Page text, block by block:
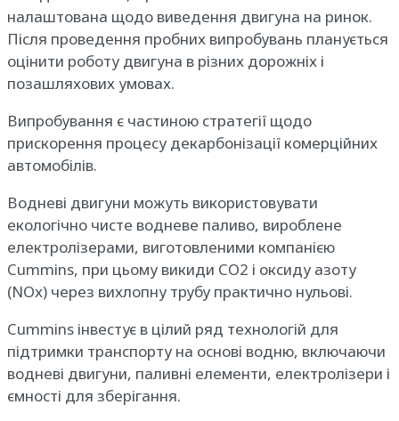
налаштована щодо виведення двигуна на ринок.
Після проведення пробних випробувань планується
оцінити роботу двигуна в різних дорожніх і
позашляхових умовах.
Випробування є частиною стратегії щодо
прискорення процесу декарбонізації комерційних
автомобілів.
Водневі двигуни можуть використовувати
екологічно чисте водневе паливо, вироблене
електролізерами, виготовленими компанією
Cummins, при цьому викиди CO2 і оксиду азоту
(NOx) через вихлопну трубу практично нульові.
Cummins інвестує в цілий ряд технологій для
підтримки транспорту на основі водню, включаючи
водневі двигуни, паливні елементи, електролізери і
ємності для зберігання.